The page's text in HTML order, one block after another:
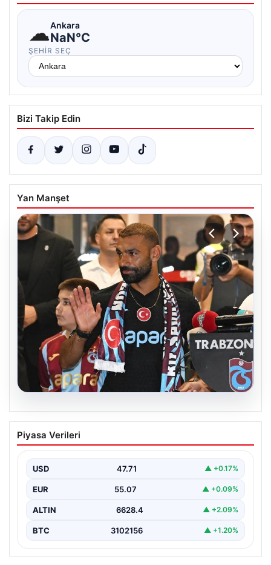
☁Ankara
NaN°C
ŞEHIR SEÇ
Bizi Takip Edin
Yan Manşet
İşte Muhammed Salah’ın ilk sözleri
Piyasa Verileri
USD 47.71 ▲ +0.17%
EUR 55.07 ▲ +0.09%
ALTIN 6628.4 ▲ +2.09%
BTC 3102156 ▲ +1.20%